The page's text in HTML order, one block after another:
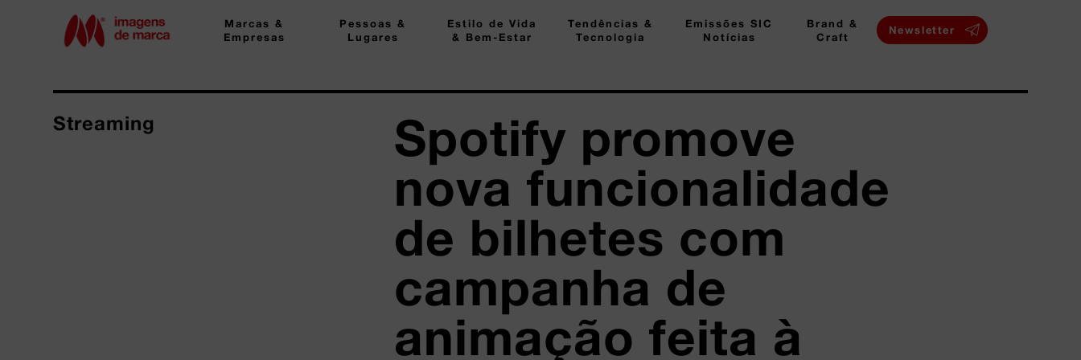
Marcas &
Empresas
Pessoas &
Lugares
Estilo de Vida
& Bem-Estar
Tendências &
Tecnologia
Emissões SIC
Notícias
Brand &
Craft
Newsletter
Streaming
Spotify promove
nova funcionalidade
de bilhetes com
campanha de
animação feita à